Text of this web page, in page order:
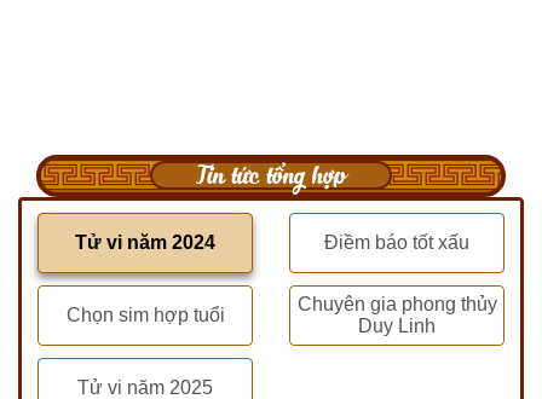
Tin tức tổng hợp
Tử vi năm 2024 Điềm báo tốt xấu
Chọn sim hợp tuổi
Chuyên gia phong thủy
Duy Linh
Tử vi năm 2025